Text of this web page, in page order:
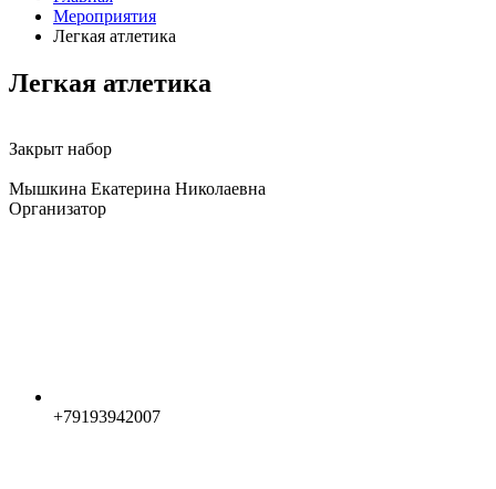
Мероприятия
Легкая атлетика
Легкая атлетика
Закрыт набор
Мышкина Екатерина Николаевна
Организатор
+79193942007